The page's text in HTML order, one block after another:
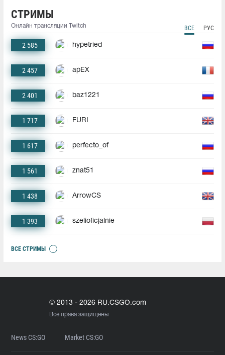
СТРИМЫ
Онлайн трансляции Twitch ВСЕ РУС
2 585 hypetried
2 457 apEX
2 401 baz1221
1 717 FURI
1 617 perfecto_of
1 561 znat51
1 438 ArrowCS
1 393 szelioficjalnie
ВСЕ СТРИМЫ
© 2013 - 2026 RU.CSGO.com
Все права защищены
News CS:GO Market CS:GO